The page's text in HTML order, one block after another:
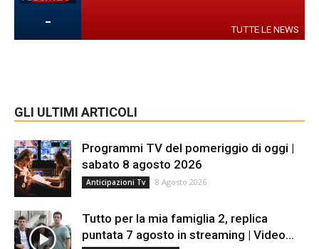
- TUTTE LE NEWS
GLI ULTIMI ARTICOLI
Programmi TV del pomeriggio di oggi |
sabato 8 agosto 2026
Anticipazioni Tv 8 Agosto 2026
Tutto per la mia famiglia 2, replica
puntata 7 agosto in streaming | Video...